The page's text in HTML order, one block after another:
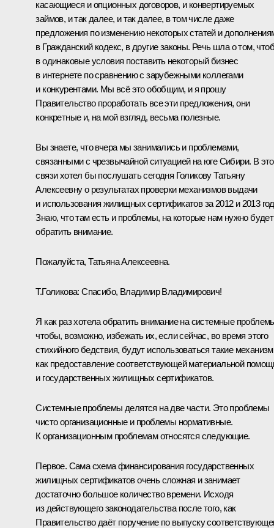
касающиеся и опционных договоров, и конвертируемых
займов, и так далее, и так далее, в том числе даже
предложения по изменению некоторых статей и
в Гражданский кодекс, в другие законы. Речь шла о том,
в одинаковые условия поставить некоторый бизнес
в интернете по сравнению с зарубежными коллегами
и конкурентами. Мы всё это обобщим, и я прошу
Правительство проработать все эти предложения, они
конкретные и, на мой взгляд, весьма полезные.
Вы знаете, что вчера мы занимались и проблемами,
связанными с чрезвычайной ситуацией на юге Сибири. В
связи хотел бы послушать сегодня Голикову Татьяну
Алексеевну о результатах проверки механизмов выдачи
и использования жилищных сертификатов за 2012 и 2013
Знаю, что там есть и проблемы, на которые нам нужно будет
обратить внимание.
Пожалуйста, Татьяна Алексеевна.
Т.Голикова:Спасибо, Владимир Владимирович!
Я как раз хотела обратить внимание на системные
чтобы, возможно, избежать их, если сейчас, во время этого
стихийного бедствия, будут использоваться такие
как предоставление соответствующей материальной
и государственных жилищных сертификатов.
Системные проблемы делятся на две части. Это проблемы
чисто организационные и проблемы нормативные.
К организационным проблемам относятся следующие.
Первое. Сама схема финансирования государственных
жилищных сертификатов очень сложная и занимает
достаточно большое количество времени. Исходя
из действующего законодательства после того, как
Правительство даёт поручение по выпуску